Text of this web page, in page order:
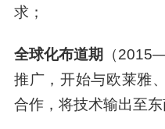
求；
全球化布道期
（
推广，开始与欧莱雅
合作，将技术输出至东